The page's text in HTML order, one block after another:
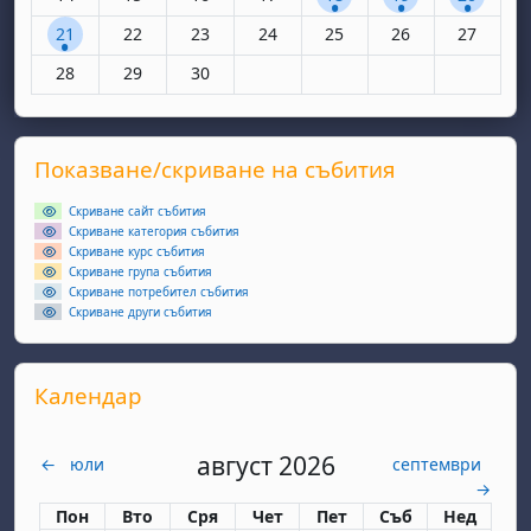
1 събитие, понеделник, 21 април
21 Няма събития, вторник, 22 април
22 Няма събития, сряда, 23 април
23 Няма събития, четвъртък, 24
24 Няма събития, петък, 25
25 Няма събития,
26 Няма
27
Няма събития, понеделник, 28 април
28 Няма събития, вторник, 29 април
29 Няма събития, сряда, 30 април
30
Supplementary blocks
Прескочи Показване/скриване на събития
Показване/скриване на събития
Скриване сайт събития
Скриване категория събития
Скриване курс събития
Скриване група събития
Скриване потребител събития
Скриване други събития
Прескочи Календар
Календар
← юли август 2026
септември
→
Понеделник
Пон вторник
Вто сряда
Сря четвъртък
Чет петък
Пет събота
Съб неделя
Нед